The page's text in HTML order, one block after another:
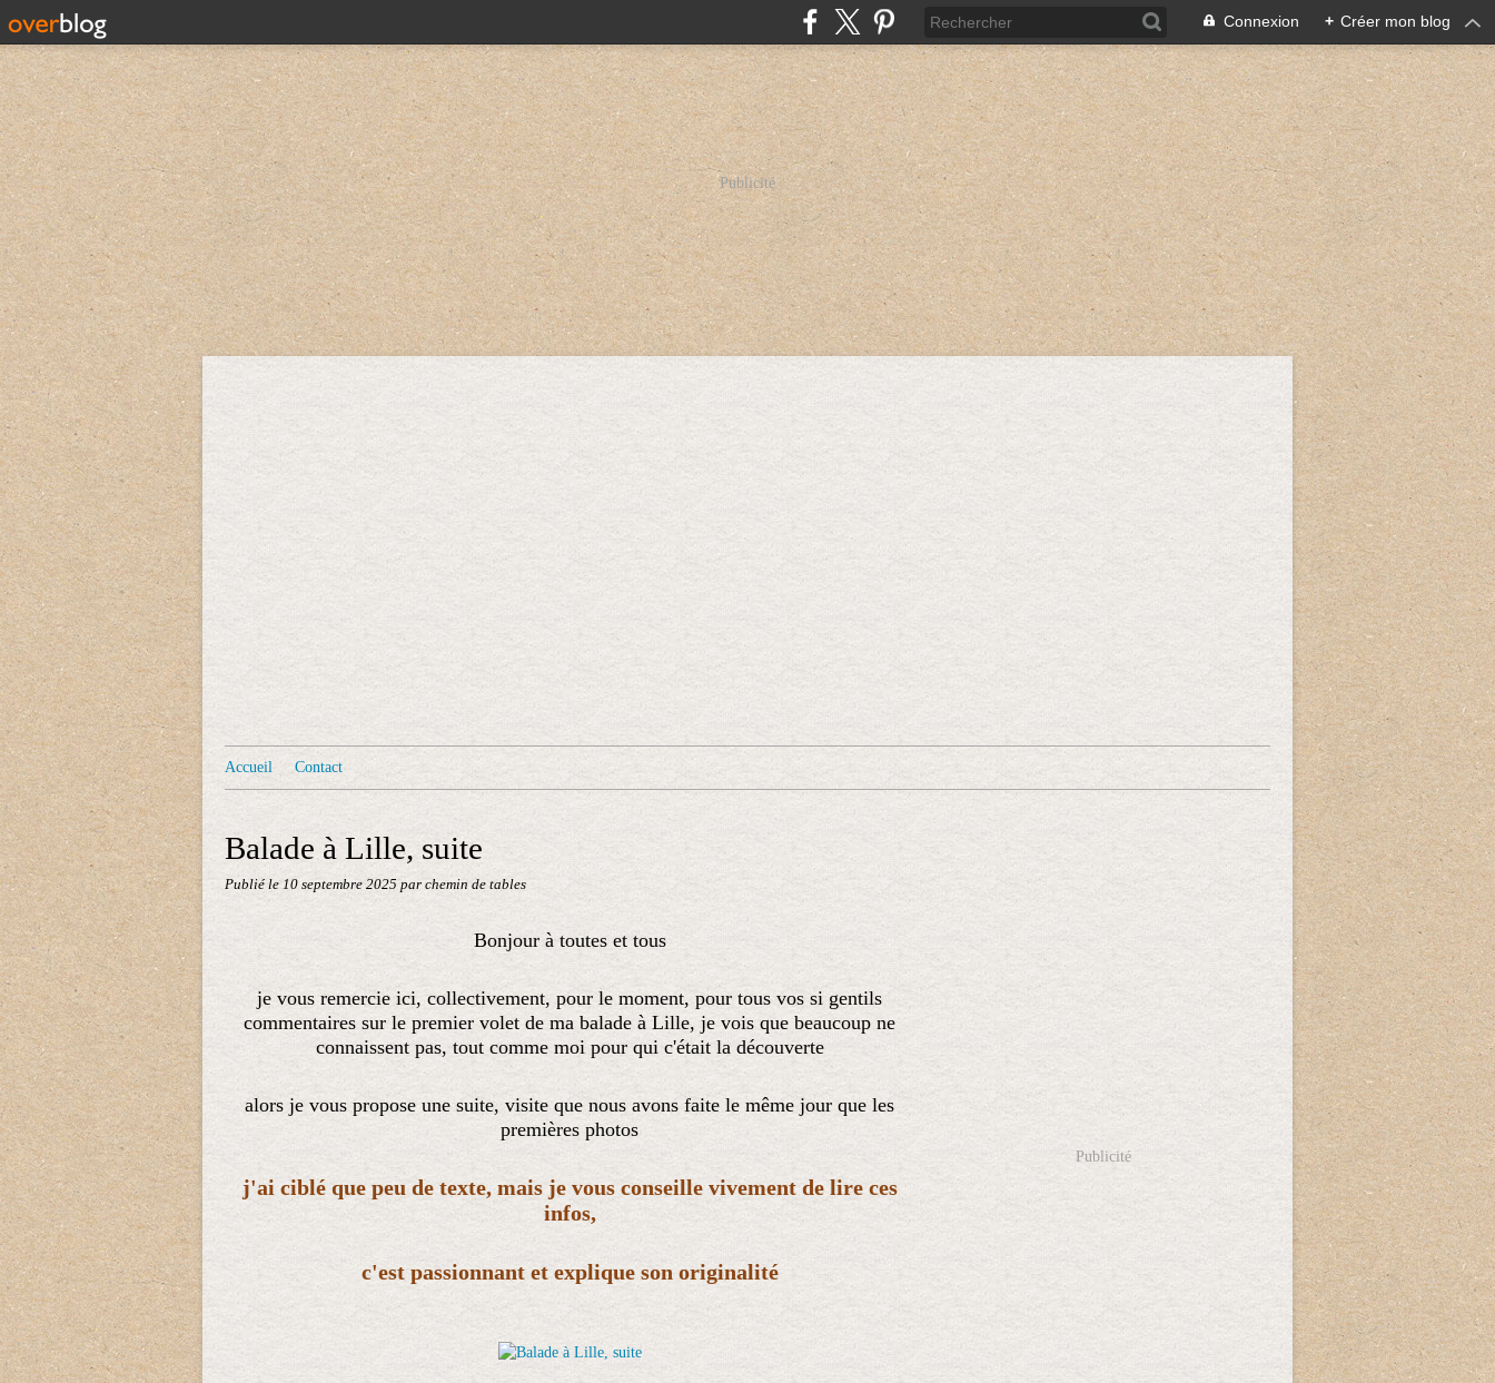
Connexion + Créer mon blog
Publicité
Accueil Contact
Balade à Lille, suite
Publié le 10 septembre 2025par chemin de tables
Bonjour à toutes et tous
je vous remercie ici, collectivement, pour le moment, pour tous vos si gentils
commentaires sur le premier volet de ma balade à Lille, je vois que beaucoup ne
connaissent pas, tout comme moi pour qui c'était la découverte
alors je vous propose une suite, visite que nous avons faite le même jour que les
premières photos
j'ai ciblé que peu de texte, mais je vous conseille vivement de lire ces
infos,
c'est passionnant et explique son originalité
Publicité